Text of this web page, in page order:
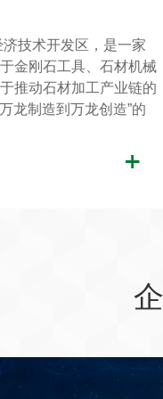
技术开发区，是一家
金刚石工具、石材机械
推动石材加工产业链的
龙制造到万龙创造”的